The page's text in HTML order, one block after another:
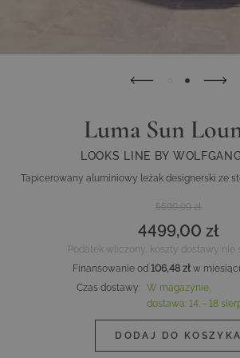
Luma Sun
LOOKS LINE BY
Tapicerowany aluminiowy leżak designerski ze
5599,99 zł
4499,00 zł
Podatek wliczony, koszty dostawy nie
Finansowanie od 106,48 zł w
Czas dostawy:
W magazynie,
dostawa: 14. - 18
DODAJ DO KOSZYKA